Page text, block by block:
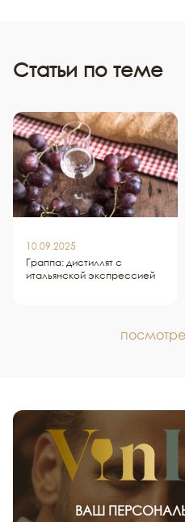
Статьи по теме
10.09.2025
Граппа: дистиллят с
итальянской экспрессией
ВАШ